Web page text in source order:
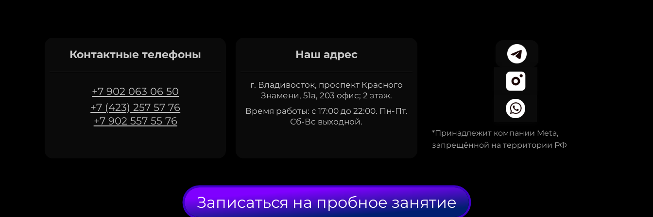
Контактные телефоны
+7 902 063 06 50
+7 (423) 257 57 76
+7 902 557 55 76
Наш адрес
г. Владивосток, проспект Красного
Знамени, 51а, 203 офис; 2 этаж.
Время работы: с 17:00 до 22:00. Пн-Пт.
Сб-Вс выходной.
*Принадлежит компании Meta,
запрещённой на территории РФ
Записаться на пробное занятие